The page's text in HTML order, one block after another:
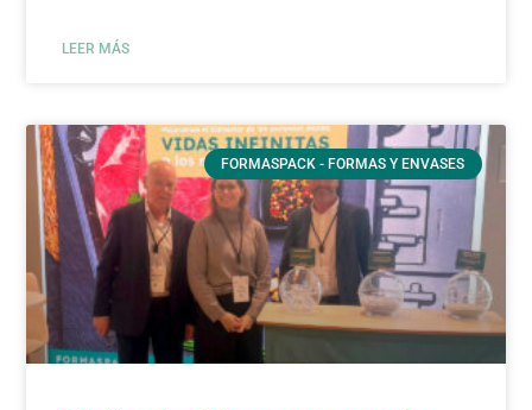
LEER MÁS
FORMASPACK - FORMAS Y ENVASES